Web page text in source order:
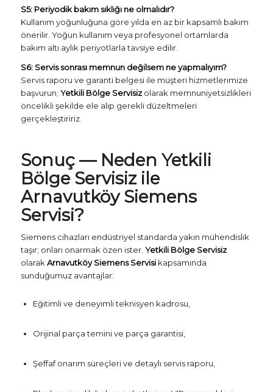
S5: Periyodik bakım sıklığı ne olmalıdır?
Kullanım yoğunluğuna göre yılda en az bir kapsamlı bakım
önerilir. Yoğun kullanım veya profesyonel ortamlarda
bakım altı aylık periyotlarla tavsiye edilir.
S6: Servis sonrası memnun değilsem ne yapmalıyım?
Servis raporu ve garanti belgesi ile müşteri hizmetlerimize
başvurun; Yetkili Bölge Servisizolarak memnuniyetsizlikleri
öncelikli şekilde ele alıp gerekli düzeltmeleri
gerçekleştiririz.
Sonuç — Neden Yetkili
Bölge Servisizile
Arnavutköy Siemens
Servisi?
Siemens cihazları endüstriyel standarda yakın mühendislik
taşır; onları onarmak özen ister. Yetkili Bölge Servisiz
olarak Arnavutköy Siemens Servisikapsamında
sunduğumuz avantajlar:
Eğitimli ve deneyimli teknisyen kadrosu,
Orijinal parça temini ve parça garantisi,
Şeffaf onarım süreçleri ve detaylı servis raporu,